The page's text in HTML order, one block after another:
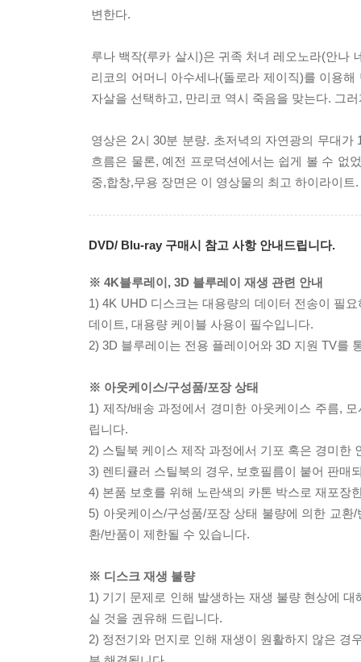
변한다.
루나 백작(루카 살시)은 귀족 처녀 레오노라(안나
리코의 어머니 아수세나(돌로라 제이직)를 이용
자살을 선택하고, 만리코 역시 죽음을 맞는다. 그
영상은 2시 30분 분량. 초저녁의 자연광의 무대
흐름은 물론, 예전 프로덕션에서는 쉽게 볼 수 없
중,합창,무용 장면은 이 영상물의 최고 하이라이
DVD/ Blu-ray 구매시 참고 사항 안내드립니다.
※ 4K블루레이, 3D 블루레이 재생 관련 안내
1) 4K UHD 디스크는 대용량의 데이터 전송이 필
데이트, 대용량 케이블 사용이 필수입니다.
2) 3D 블루레이는 전용 플레이어와 3D 지원 TV를
※ 아웃케이스/구성품/포장 상태
1) 제작/배송 과정에서 경미한 아웃케이스 주름,
립니다.
2) 스틸북 케이스 제작 과정에서 기포 혹은 경미한
3) 렌티큘러 스틸북의 경우, 보호필름이 붙어 판매
4) 본품 보호를 위해 노란색의 카톤 박스로 재포장
5) 아웃케이스/구성품/포장 상태 불량에 의한 교
환/반품이 제한될 수 있습니다.
※ 디스크 재생 불량
1) 기기 문제로 인해 발생하는 재생 불량 현상에
실 것을 권유해 드립니다.
2) 정전기와 먼지로 인해 재생이 원활하지 않은 경